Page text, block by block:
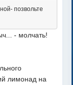
позвольте
- молчать!
лимонад на